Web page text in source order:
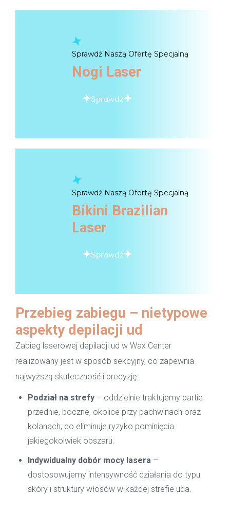
Sprawdź Naszą Ofertę Specjalną
Nogi Laser
Sprawdź
Sprawdź Naszą Ofertę Specjalną
Bikini Brazilian
Laser
Sprawdź
Przebieg zabiegu – nietypowe
aspekty depilacji ud
Zabieg laserowej depilacji ud w Wax Center
realizowany jest w sposób sekcyjny, co zapewnia
najwyższą skuteczność i precyzję.
Podział na strefy – oddzielnie traktujemy partie
przednie, boczne, okolice przy pachwinach oraz
kolanach, co eliminuje ryzyko pominięcia
jakiegokolwiek obszaru.
Indywidualny dobór mocy lasera –
dostosowujemy intensywność działania do typu
skóry i struktury włosów w każdej strefie uda.